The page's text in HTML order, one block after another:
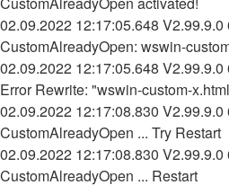
02.09.2022 12:17:05.648 V2.99.9.0
CustomAlreadyOpen: wswin-
02.09.2022 12:17:05.648
Error Rewrite: "wswin-custom-
02.09.2022 12:17:08.830 V2.99.9.0
CustomAlreadyOpen ... Try Restart
02.09.2022 12:17:08.830 V2.99.9.0
CustomAlreadyOpen ... Restart